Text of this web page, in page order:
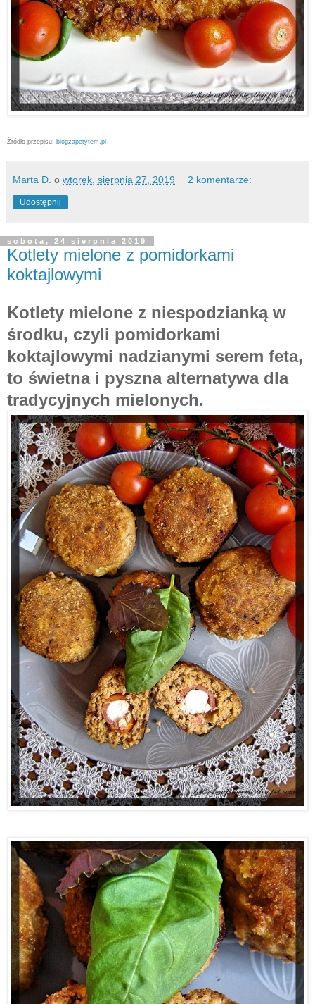
Źródło przepisu: blogzapetytem.pl
Marta D. o wtorek, sierpnia 27, 2019 2 komentarze:
Udostępnij
sobota, 24 sierpnia 2019
Kotlety mielone z pomidorkami
koktajlowymi
Kotlety mielone z niespodzianką w
środku, czyli pomidorkami
koktajlowymi nadzianymi serem feta,
to świetna i pyszna alternatywa dla
tradycyjnych mielonych.